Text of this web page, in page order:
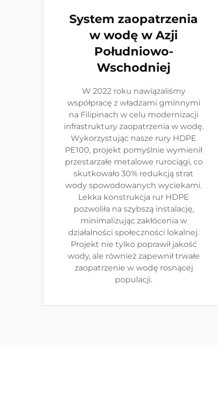
System zaopatrzenia
w wodę w Azji
Południowo-
Wschodniej
W 2022 roku nawiązaliśmy
współpracę z władzami gminnymi
na Filipinach w celu modernizacji
infrastruktury zaopatrzenia w wodę.
Wykorzystując nasze rury HDPE
PE100, projekt pomyślnie wymienił
przestarzałe metalowe rurociągi, co
skutkowało 30% redukcją strat
wody spowodowanych wyciekami.
Lekka konstrukcja rur HDPE
pozwoliła na szybszą instalację,
minimalizując zakłócenia w
działalności społeczności lokalnej.
Projekt nie tylko poprawił jakość
wody, ale również zapewnił trwałe
zaopatrzenie w wodę rosnącej
populacji.